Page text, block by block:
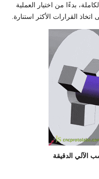
بدءًا من اختيار العملية
القرارات الأكثر استنارة.